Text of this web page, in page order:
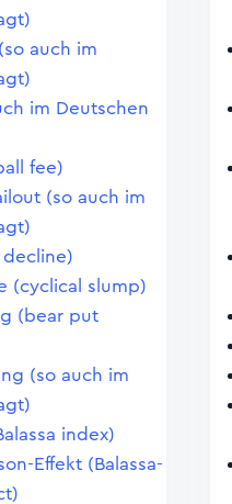
auch im
im Deutschen
fee)
(so auch im
decline)
(cyclical slump)
(bear put
(so auch im
index)
Effekt (Balassa-